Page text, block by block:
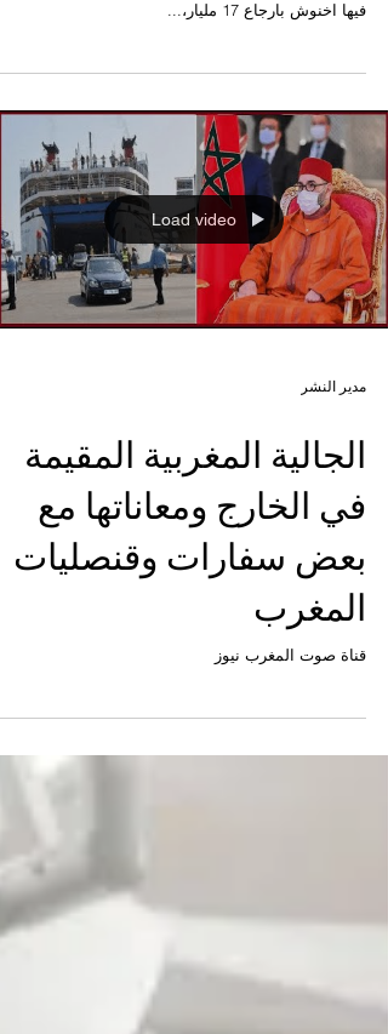
العدل المسمى وهبي؟
منذ ان اصبح وزيرا للعدل في الحكومية الحالية، ولا بد ان
فيها اخنوش بارجاع 17 مليار،...
Load video
مدير النشر
الجالية المغربية المقيمة
في الخارج ومعاناتها مع
بعض سفارات وقنصليات
المغرب
قناة صوت المغرب نيوز